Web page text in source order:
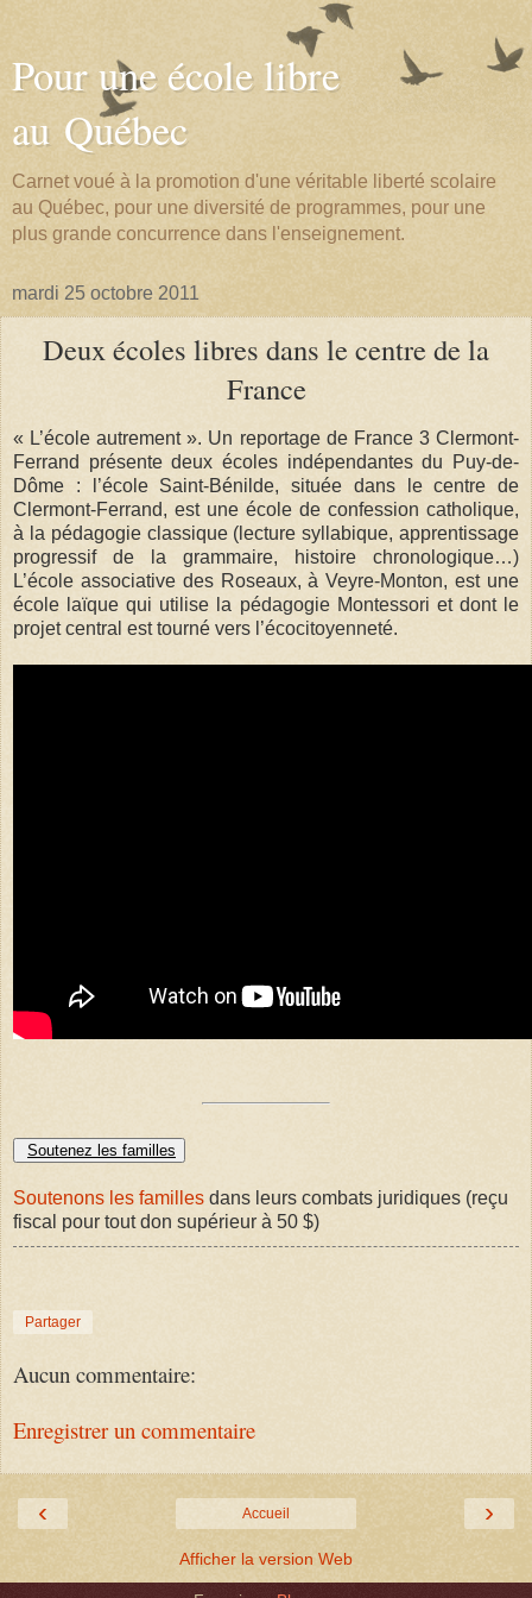
Pour une école libre
au Québec
Carnet voué à la promotion d'une véritable liberté scolaire
au Québec, pour une diversité de programmes, pour une
plus grande concurrence dans l'enseignement.
mardi 25 octobre 2011
Deux écoles libres dans le centre de la
France
« L’école autrement ». Un reportage de France 3 Clermont-
Ferrand présente deux écoles indépendantes du Puy-de-
Dôme : l’école Saint-Bénilde, située dans le centre de
Clermont-Ferrand, est une école de confession catholique,
à la pédagogie classique (lecture syllabique, apprentissage
progressif de la grammaire, histoire chronologique…)
L’école associative des Roseaux, à Veyre-Monton, est une
école laïque qui utilise la pédagogie Montessori et dont le
projet central est tourné vers l’écocitoyenneté.
Soutenez les familles
Soutenons les familles dans leurs combats juridiques (reçu
fiscal pour tout don supérieur à 50 $)
Partager
Aucun commentaire:
Enregistrer un commentaire
‹ ›
Accueil
Afficher la version Web